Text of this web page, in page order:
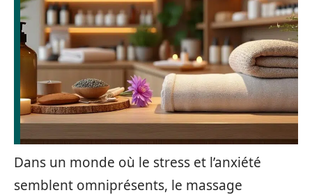
Dans un monde où le stress et l’anxiété
semblent omniprésents, le massage